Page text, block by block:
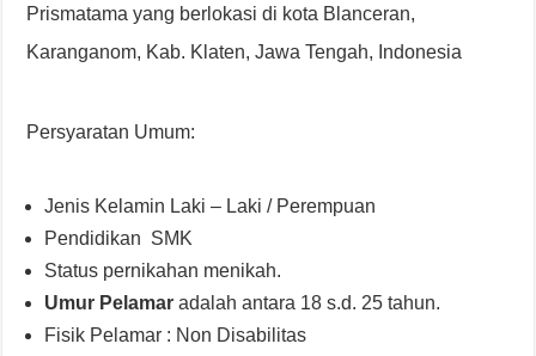
Prismatama yang berlokasi di kota Blanceran,
Karanganom, Kab. Klaten, Jawa Tengah, Indonesia
Persyaratan Umum:
Jenis Kelamin Laki – Laki / Perempuan
Pendidikan SMK
Status pernikahan menikah.
Umur Pelamaradalah antara 18 s.d. 25 tahun.
Fisik Pelamar : Non Disabilitas